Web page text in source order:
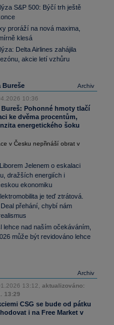
S&P 500: Býčí trh ještě
proráží na nová maxima,
klesá
Delta Airlines zahájila
akcie letí vzhůru
Archiv
Bureše
10:36
Bureš: Pohonné hmoty tlačí
ke dvěma procentům,
energetického šoku
v Česku nepřináší obrat v
Jelenem o eskalaci
dražších energiích i
ekonomiku
je teď ztrátová.
přehání, chybí nám
lehce nad naším očekáváním,
může být revidováno lehce
Archiv
13:12, aktualizováno:
13:29
CSG se bude od pátku
i na Free Market v